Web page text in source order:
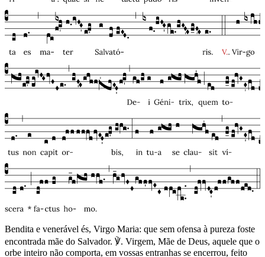
Bendita e venerável és, Virgo Maria: que sem ofensa à pureza foste
encontrada mãe do Salvador. ℣. Virgem, Mãe de Deus, aquele que o
orbe inteiro não comporta, em vossas entranhas se encerrou, feito